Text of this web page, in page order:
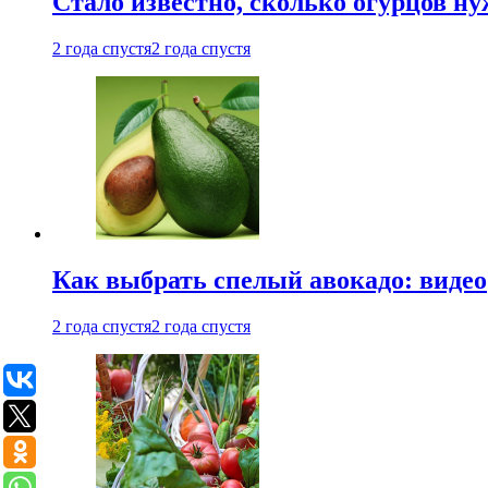
2 года спустя2 года спустя
Как выбрать спелый авокадо: видео
2 года спустя2 года спустя